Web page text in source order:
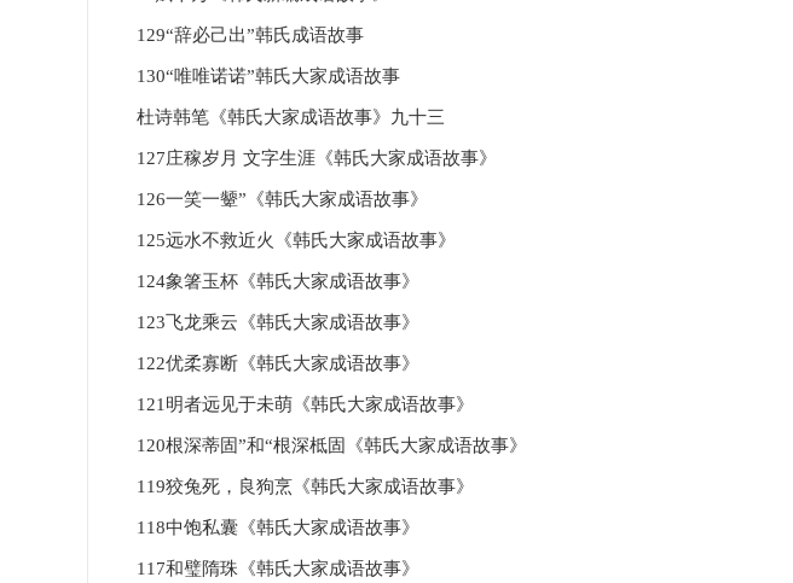
129‌“辞必己出”韩氏成语故事
130‌“唯唯诺诺”韩氏大家成语故事
杜诗韩笔《韩氏大家成语故事》九十三
127庄稼岁月 文字生涯《韩氏大家成语故事》
126一笑一颦”《韩氏大家成语故事》
125远水不救近火《韩氏大家成语故事》
124‌象箸玉杯《韩氏大家成语故事》
123飞龙乘云《韩氏大家成语故事》
122优柔寡断《韩氏大家成语故事》
121明者远见于未萌《韩氏大家成语故事》
120根深蒂固”和“根深柢固《韩氏大家成语故事》
119狡兔死，良狗烹《韩氏大家成语故事》
118中饱私囊《韩氏大家成语故事》
117和璧隋珠《韩氏大家成语故事》